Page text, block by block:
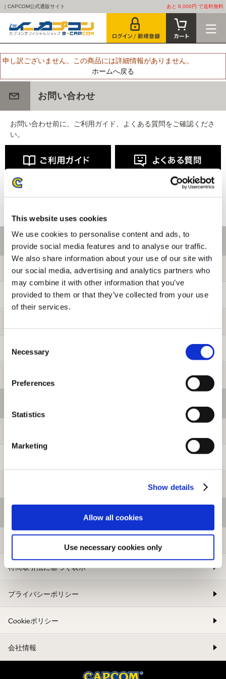
This website uses cookies
We use cookies to personalise content and ads, to
provide social media features and to analyse our traffic.
We also share information about your use of our site with
our social media, advertising and analytics partners who
may combine it with other information that you’ve
provided to them or that they’ve collected from your use
of their services.
Selection
Necessary
Preferences
Statistics
Marketing
Show details
Allow all cookies
Use necessary cookies only
｜CAPCOM公式通販サイト あと 8,000円 で送料無料
申し訳ございません。この商品には詳細情報がありません。
ホームへ戻る
お問い合わせ
お問い合わせ前に、ご利用ガイド、よくある質問をご確認くださ
い。
ご利用情報
初めての方へ
ご利用ガイド
お問い合わせ
特商取引法に基づく表示
プライバシーポリシー
Cookieポリシー
会社情報